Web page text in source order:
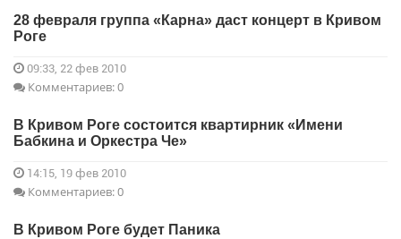
28 февраля группа «Карна» даст концерт в Кривом
Роге
09:33, 22 фев 2010
Комментариев: 0
В Кривом Роге состоится квартирник «Имени
Бабкина и Оркестра Че»
14:15, 19 фев 2010
Комментариев: 0
В Кривом Роге будет Паника